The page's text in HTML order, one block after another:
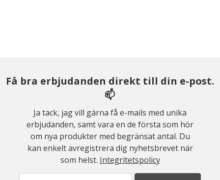
Få bra erbjudanden direkt till din e-post.
📫
Ja tack, jag vill gärna få e-mails med unika
erbjudanden, samt vara en de första som hör
om nya produkter med begränsat antal. Du
kan enkelt avregistrera dig nyhetsbrevet när
som helst. Integritetspolicy